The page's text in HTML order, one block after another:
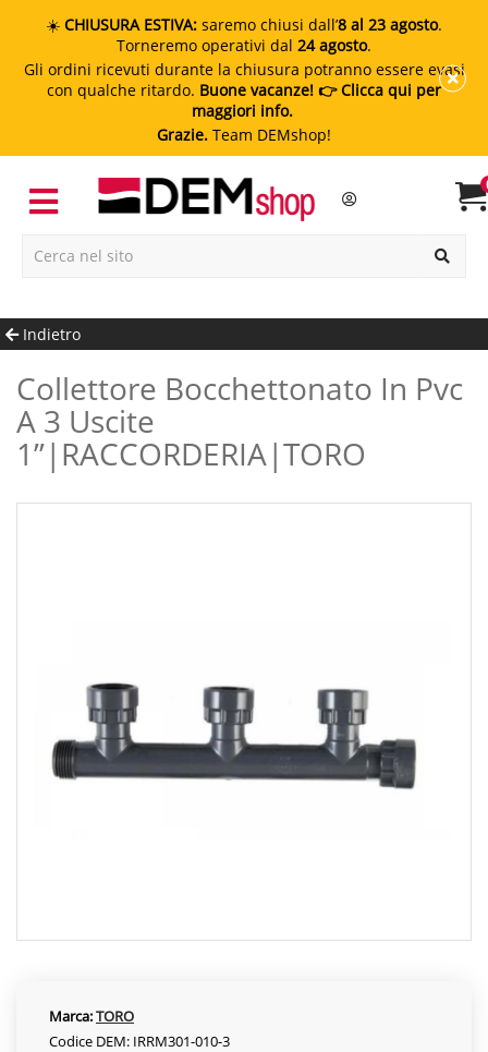
☀️ CHIUSURA ESTIVA: saremo chiusi dall’8 al 23 agosto.
Torneremo operativi dal 24 agosto.
Gli ordini ricevuti durante la chiusura potranno essere evasi
con qualche ritardo. Buone vacanze! 👉 Clicca qui per
maggiori info.
Grazie. Team DEMshop!
Indietro
Collettore Bocchettonato In Pvc
A 3 Uscite
1”|RACCORDERIA|TORO
Marca:TORO
Codice DEM: IRRM301-010-3